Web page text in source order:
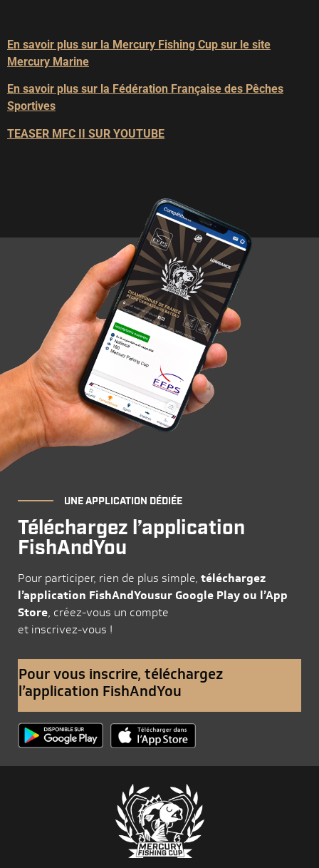
En savoir plus sur la Mercury Fishing Cup sur le site
Mercury Marine
En savoir plus sur la Fédération Française des Pêches
Sportives
TEASER MFC II SUR YOUTUBE
UNE APPLICATION DÉDIÉE
Téléchargez l’application
FishAndYou
Pour participer, rien de plus simple, téléchargez
l’application FishAndYousur Google Play ou l’App
Store, créez-vous un compte
et inscrivez-vous !
Pour vous inscrire, téléchargez
l’application FishAndYou